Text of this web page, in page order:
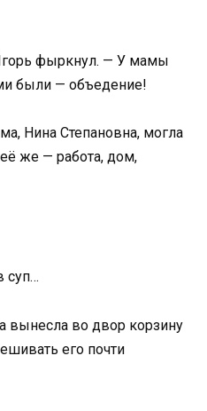
фыркнул. — У мамы
были — объедение!
Нина Степановна, могла
же — работа, дом,
суп…
вынесла во двор корзину
его почти